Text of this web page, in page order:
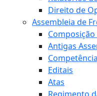
Direito de
Assembleia de
Antigas
Editais
Atas